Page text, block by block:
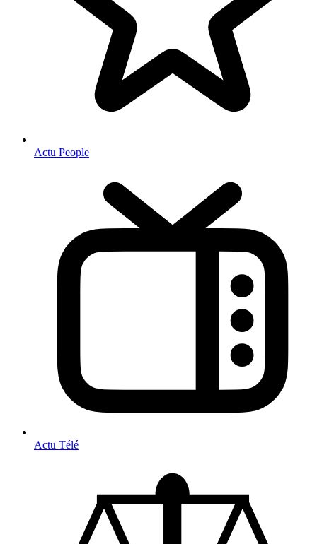
Actu People
Actu Télé